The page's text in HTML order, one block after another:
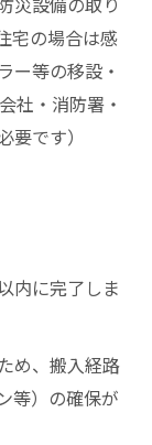
宅の場合は感
ー等の移設・
社・消防署・
です）
内に完了しま
め、搬入経路
等）の確保が